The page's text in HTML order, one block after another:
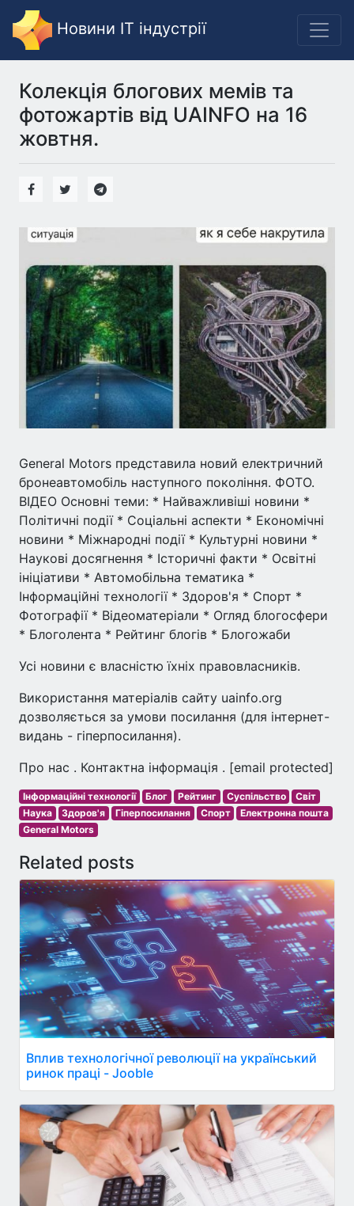
Новини IT індустрії
Колекція блогових мемів та
фотожартів від UAINFO на 16
жовтня.
General Motors представила новий електричний
бронеавтомобіль наступного покоління. ФОТО.
ВІДЕО Основні теми: * Найважливіші новини *
Політичні події * Соціальні аспекти * Економічні
новини * Міжнародні події * Культурні новини *
Наукові досягнення * Історичні факти * Освітні
ініціативи * Автомобільна тематика *
Інформаційні технології * Здоров'я * Спорт *
Фотографії * Відеоматеріали * Огляд блогосфери
* Блоголента * Рейтинг блогів * Блогожаби
Усі новини є власністю їхніх правовласників.
Використання матеріалів сайту uainfo.org
дозволяється за умови посилання (для інтернет-
видань - гіперпосилання).
Про нас . Контактна інформація . [email protected]
Інформаційні технології Блог Рейтинг Суспільство
Світ
Наука
Здоров'я Гіперпосилання Спорт
Електронна пошта
General Motors
Related posts
Вплив технологічної революції на український
ринок праці - Jooble